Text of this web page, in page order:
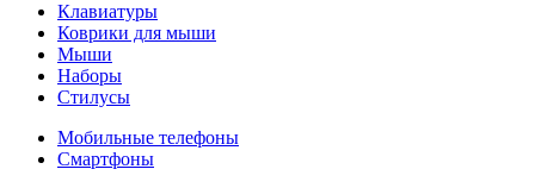
Клавиатуры
Коврики для мыши
Мыши
Наборы
Стилусы
Мобильные телефоны
Смартфоны